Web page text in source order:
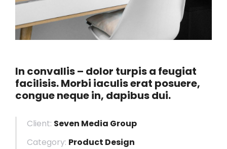
In convallis – dolor turpis a feugiat
facilisis. Morbi iaculis erat posuere,
congue neque in, dapibus dui.
Client: Seven Media Group
Category: Product Design